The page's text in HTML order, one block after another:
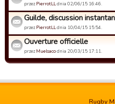
przez PierrotLLdnia 02/06/15 16:46.
Guilde, discussion
przez PierrotLLdnia 10/04/15 15:54.
Ouverture officielle
przez Muelsacodnia 20/03/15 17:11.
Rugby